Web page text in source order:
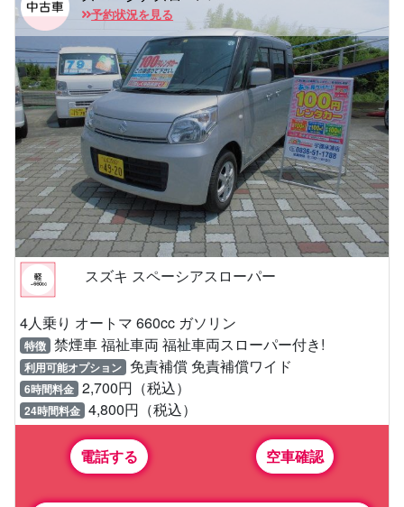
予約状況を見る
スズキ スペーシアスローパー
4人乗り オートマ 660cc ガソリン
特徴 禁煙車 福祉車両 福祉車両スローパー付き!
利用可能オプション 免責補償 免責補償ワイド
6時間料金 2,700円（税込）
24時間料金 4,800円（税込）
電話する 空車確認